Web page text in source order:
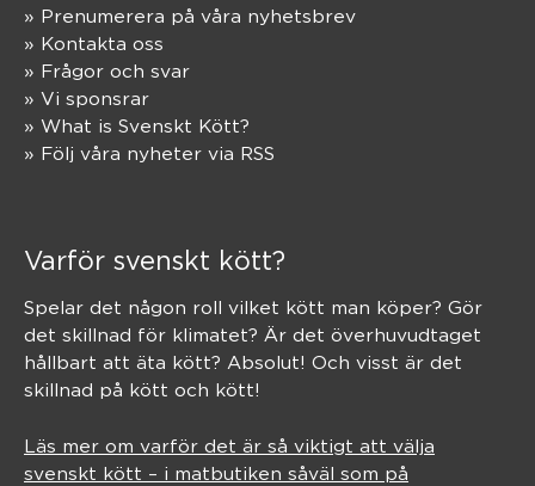
» Prenumerera på våra nyhetsbrev
» Kontakta oss
» Frågor och svar
» Vi sponsrar
» What is Svenskt Kött?
» Följ våra nyheter via RSS
Varför svenskt kött?
Spelar det någon roll vilket kött man köper? Gör
det skillnad för klimatet? Är det överhuvudtaget
hållbart att äta kött? Absolut! Och visst är det
skillnad på kött och kött!
Läs mer om varför det är så viktigt att välja
svenskt kött – i matbutiken såväl som på